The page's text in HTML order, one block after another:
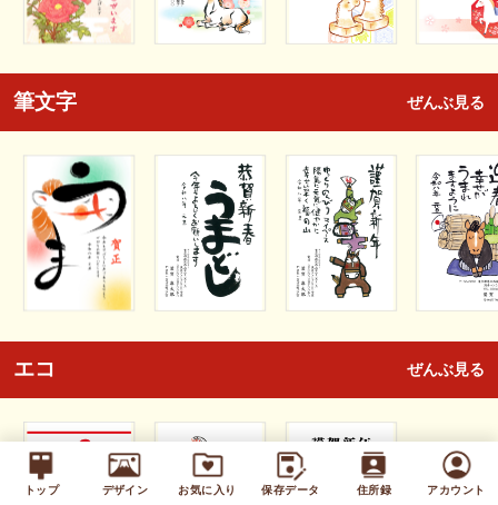
トップ デザイン お気に入り 保存データ 住所録 アカウント
筆文字 ぜんぶ見る
エコ ぜんぶ見る